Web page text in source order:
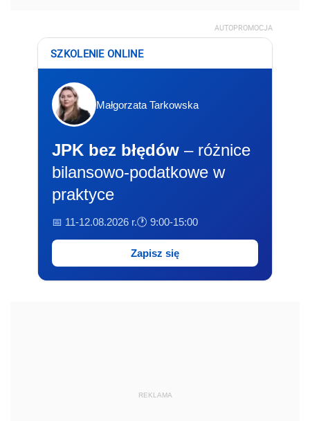
AUTOPROMOCJA
SZKOLENIE ONLINE
Małgorzata Tarkowska
JPK bez błędów – różnice
bilansowo-podatkowe w
praktyce
📅 11-12.08.2026 r.🕐 9:00-15:00
Zapisz się
REKLAMA